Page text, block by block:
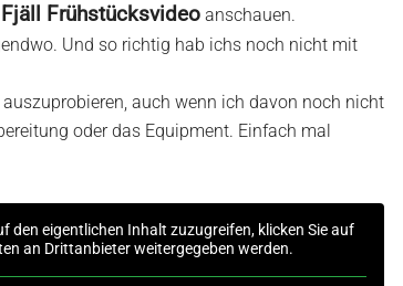
Fjäll Frühstücksvideo anschauen.
Und so richtig hab ichs noch nicht mit
auch wenn ich davon noch nicht
oder das Equipment. Einfach mal
den eigentlichen Inhalt zuzugreifen, klicken Sie auf
an Drittanbieter weitergegeben werden.